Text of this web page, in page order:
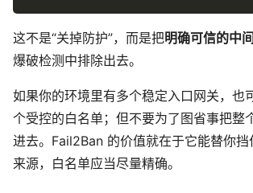
这不是“关掉防护”，而是把明确可信的中
爆破检测中排除出去。
如果你的环境里有多个稳定入口网关，也
个受控的白名单；但不要为了图省事把整
进去。Fail2Ban 的价值就在于它能替你挡
来源，白名单应当尽量精确。